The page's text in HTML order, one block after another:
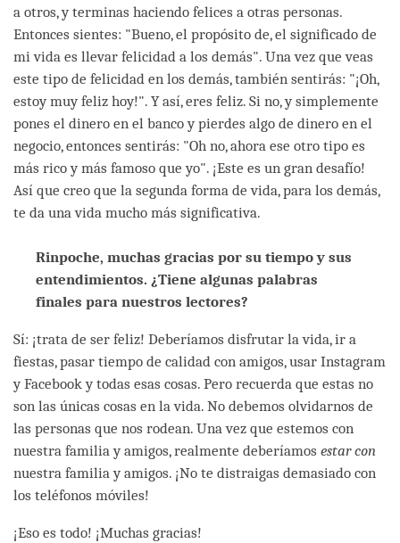
a otros, y terminas haciendo felices a otras personas.
Entonces sientes: "Bueno, el propósito de, el significado de
mi vida es llevar felicidad a los demás". Una vez que veas
este tipo de felicidad en los demás, también sentirás: "¡Oh,
estoy muy feliz hoy!". Y así, eres feliz. Si no, y simplemente
pones el dinero en el banco y pierdes algo de dinero en el
negocio, entonces sentirás: "Oh no, ahora ese otro tipo es
más rico y más famoso que yo". ¡Este es un gran desafío!
Así que creo que la segunda forma de vida, para los demás,
te da una vida mucho más significativa.
Rinpoche, muchas gracias por su tiempo y sus
entendimientos. ¿Tiene algunas palabras
finales para nuestros lectores?
Sí: ¡trata de ser feliz! Deberíamos disfrutar la vida, ir a
fiestas, pasar tiempo de calidad con amigos, usar Instagram
y Facebook y todas esas cosas. Pero recuerda que estas no
son las únicas cosas en la vida. No debemos olvidarnos de
las personas que nos rodean. Una vez que estemos con
nuestra familia y amigos, realmente deberíamos estar con
nuestra familia y amigos. ¡No te distraigas demasiado con
los teléfonos móviles!
¡Eso es todo! ¡Muchas gracias!